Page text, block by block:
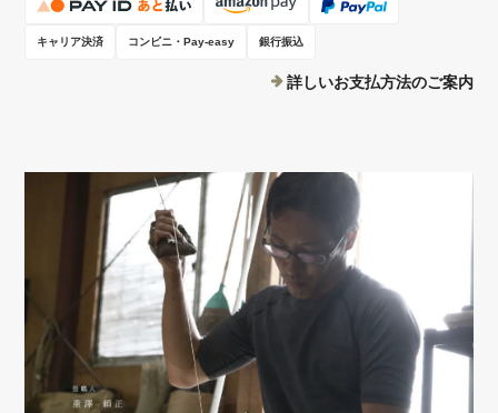
キャリア決済 コンビニ・Pay-easy 銀行振込
詳しいお支払方法のご案内